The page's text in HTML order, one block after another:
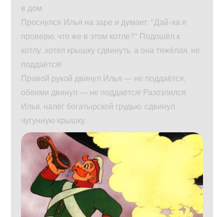
в дом.
Проснулся Илья на заре и думает: "Дай-ка я
проверю, что же в этом котле?" Подошёл к
котлу, хотел крышку сдвинуть, а она тяжёлая, не
поддаётся!
Правой рукой двинул Илья — не поддаётся,
обеими двинул — не поддаётся! Разозлился
Илья, налёг богатырской грудью, сдвинул
чугунную крышку.